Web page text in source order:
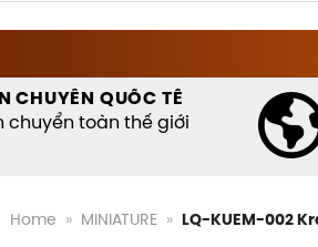
CHUYỂN QUỐC TẾ
chuyển toàn thế giới
Home » MINIATURE » LQ-KUEM-002